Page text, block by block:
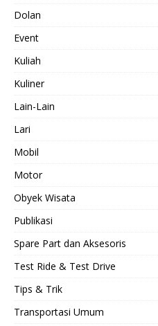
Dolan
Event
Kuliah
Kuliner
Lain-Lain
Lari
Mobil
Motor
Obyek Wisata
Publikasi
Spare Part dan Aksesoris
Test Ride & Test Drive
Tips & Trik
Transportasi Umum